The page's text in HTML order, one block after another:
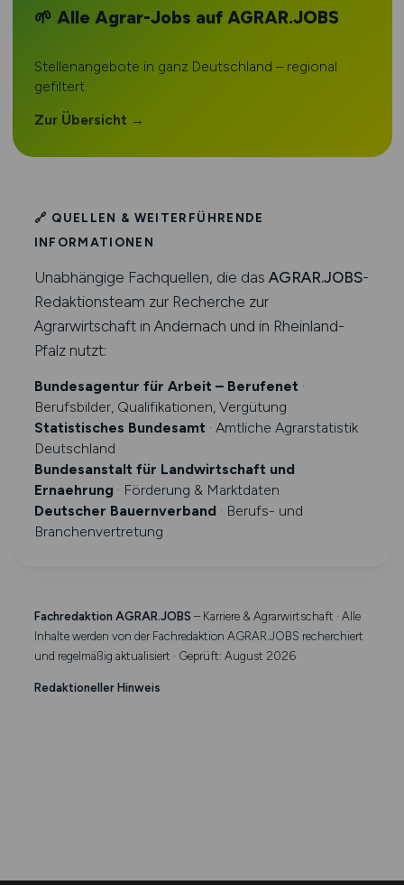
🌱 Alle Agrar-Jobs auf AGRAR.JOBS
Stellenangebote in ganz Deutschland – regional
gefiltert.
Zur Übersicht →
🔗 QUELLEN & WEITERFÜHRENDE
INFORMATIONEN
Unabhängige Fachquellen, die das AGRAR.JOBS-
Redaktionsteam zur Recherche zur
Agrarwirtschaft in Andernach und in Rheinland-
Pfalz nutzt:
Bundesagentur für Arbeit – Berufenet ·
Berufsbilder, Qualifikationen, Vergütung
Statistisches Bundesamt · Amtliche Agrarstatistik
Deutschland
Bundesanstalt für Landwirtschaft und
Ernaehrung · Förderung & Marktdaten
Deutscher Bauernverband · Berufs- und
Branchenvertretung
Fachredaktion AGRAR.JOBS – Karriere & Agrarwirtschaft · Alle
Inhalte werden von der Fachredaktion AGRAR.JOBS recherchiert
und regelmäßig aktualisiert · Geprüft: August 2026
Redaktioneller Hinweis